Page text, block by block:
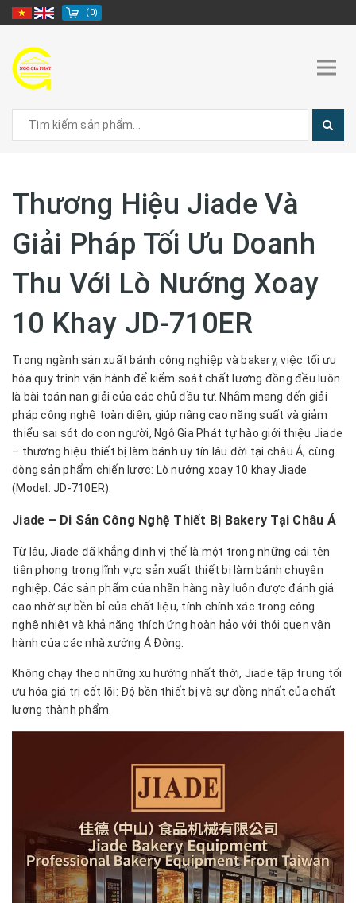
(0)
Thương Hiệu Jiade Và
Giải Pháp Tối Ưu Doanh
Thu Với Lò Nướng Xoay
10 Khay JD-710ER
Trong ngành sản xuất bánh công nghiệp và bakery, việc tối ưu
hóa quy trình vận hành để kiểm soát chất lượng đồng đều luôn
là bài toán nan giải của các chủ đầu tư. Nhằm mang đến giải
pháp công nghệ toàn diện, giúp nâng cao năng suất và giảm
thiểu sai sót do con người, Ngô Gia Phát tự hào giới thiệu Jiade
– thương hiệu thiết bị làm bánh uy tín lâu đời tại châu Á, cùng
dòng sản phẩm chiến lược: Lò nướng xoay 10 khay Jiade
(Model: JD-710ER).
Jiade – Di Sản Công Nghệ Thiết Bị Bakery Tại Châu Á
Từ lâu, Jiade đã khẳng định vị thế là một trong những cái tên
tiên phong trong lĩnh vực sản xuất thiết bị làm bánh chuyên
nghiệp. Các sản phẩm của nhãn hàng này luôn được đánh giá
cao nhờ sự bền bỉ của chất liệu, tính chính xác trong công
nghệ nhiệt và khả năng thích ứng hoàn hảo với thói quen vận
hành của các nhà xưởng Á Đông.
Không chạy theo những xu hướng nhất thời, Jiade tập trung tối
ưu hóa giá trị cốt lõi: Độ bền thiết bị và sự đồng nhất của chất
lượng thành phẩm.